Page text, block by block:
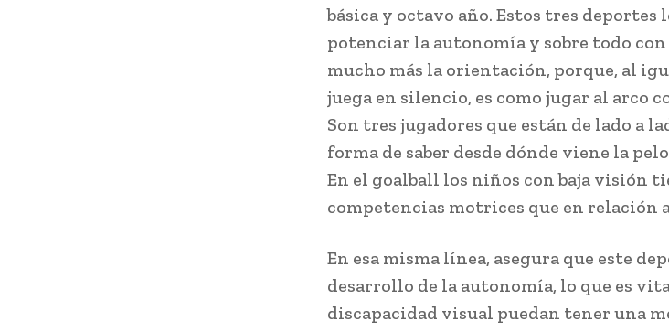
básica y octavo año. Estos tres
potenciar la autonomía y sobre todo
mucho más la orientación, porque, al
juega en silencio, es como jugar al arco
Son tres jugadores que están de lado a
forma de saber desde dónde viene la
En el goalball los niños con baja visión
competencias motrices que en relación
En esa misma línea, asegura que este
desarrollo de la autonomía, lo que es
discapacidad visual puedan tener una